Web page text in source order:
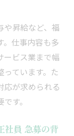
ト
ための条件
る福利厚生
募集の選び
や昇給など、福
。仕事内容も多
ービス業まで幅
ています。た
応が求められる
す。
社員 急募の背